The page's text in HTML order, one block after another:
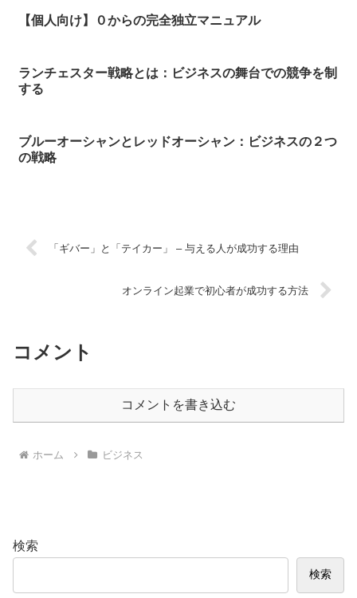
【個人向け】０からの完全独立マニュアル
ランチェスター戦略とは：ビジネスの舞台での競争を制
する
ブルーオーシャンとレッドオーシャン：ビジネスの２つ
の戦略
「ギバー」と「テイカー」 – 与える人が成功する理由
オンライン起業で初心者が成功する方法
コメント
コメントを書き込む
ホーム ビジネス
検索
検索